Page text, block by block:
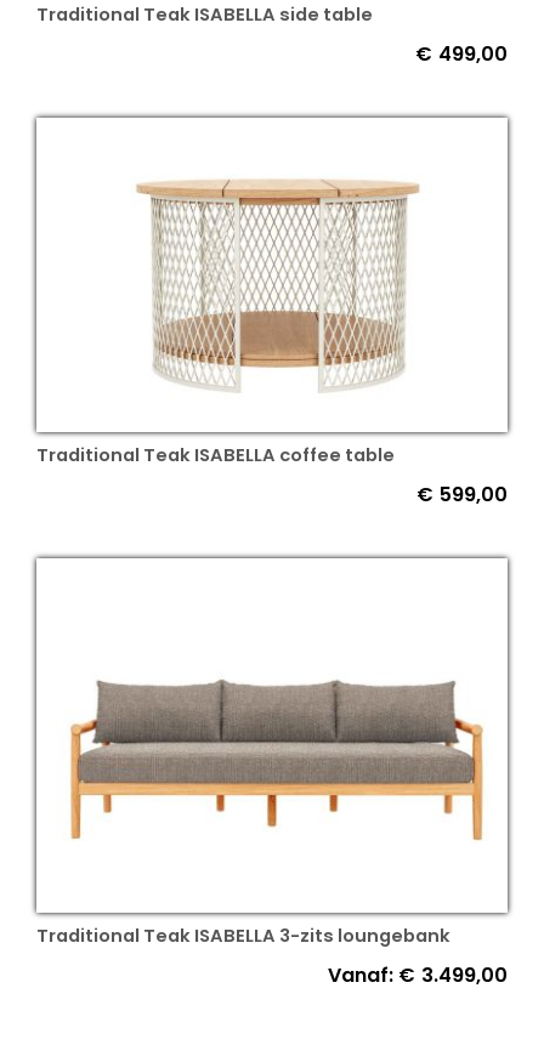
Traditional Teak ISABELLA side table
€ 499,00
Traditional Teak ISABELLA coffee table
€ 599,00
Traditional Teak ISABELLA 3-zits loungebank
Vanaf: € 3.499,00